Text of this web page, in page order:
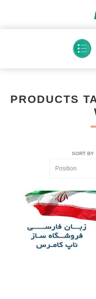
PRODUCTS
SORT BY